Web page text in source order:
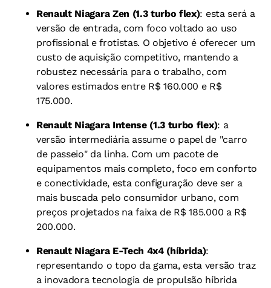
Renault Niagara Zen (1.3 turbo flex): esta será a
versão de entrada, com foco voltado ao uso
profissional e frotistas. O objetivo é oferecer um
custo de aquisição competitivo, mantendo a
robustez necessária para o trabalho, com
valores estimados entre R$ 160.000 e R$
175.000.
Renault Niagara Intense (1.3 turbo flex): a
versão intermediária assume o papel de "carro
de passeio" da linha. Com um pacote de
equipamentos mais completo, foco em conforto
e conectividade, esta configuração deve ser a
mais buscada pelo consumidor urbano, com
preços projetados na faixa de R$ 185.000 a R$
200.000.
Renault Niagara E-Tech 4x4 (híbrida):
representando o topo da gama, esta versão traz
a inovadora tecnologia de propulsão híbrida